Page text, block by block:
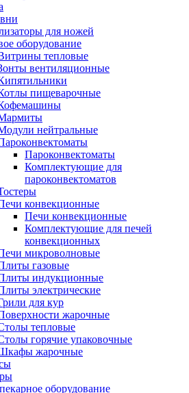
для ножей
оборудование
тепловые
вентиляционные
пищеварочные
нейтральные
Пароконвектоматы
Комплектующие для
пароконвектоматов
конвекционные
Печи конвекционные
Комплектующие для печей
конвекционных
микроволновые
газовые
индукционные
электрические
для кур
жарочные
тепловые
горячие упаковочные
жарочные
оборудование